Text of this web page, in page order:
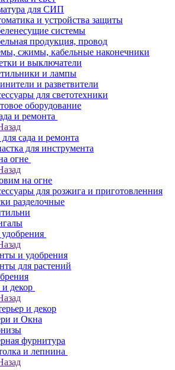
для СИП
и устройства защиты
системы
продукция, провод
сжимы, кабельные наконечники
и выключатели
и лампы
и разветвители
для светотехники
оборудование
и ремонта
сада и ремонта
для инструмента
огне
на огне
для розжига и приготовленния
разделочные
и удобрения
для растений
декор
и декор
и Окна
фурнитура
и лепнина